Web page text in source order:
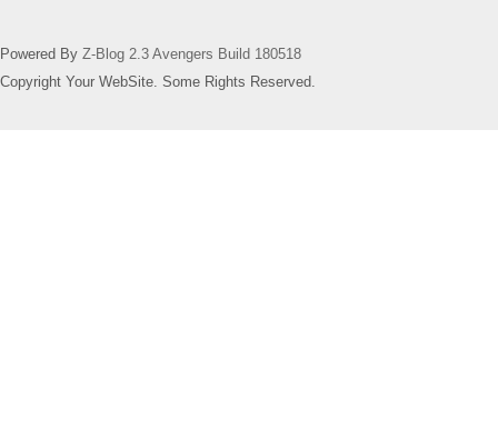
Powered By Z-Blog 2.3 Avengers Build 180518
Copyright Your WebSite. Some Rights Reserved.